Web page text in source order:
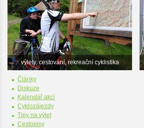
výlety, cestování, rekreační cyklistika
Články
Diskuze
Kalendář akcí
Cyklozájezdy
Tipy na výlet
Cestopisy